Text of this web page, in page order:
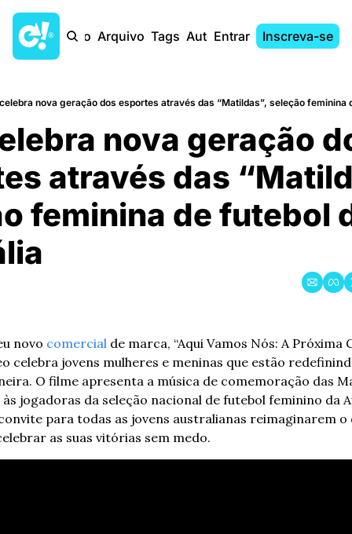
Início Arquivo Tags AutoresEntrar Inscreva-se
nova geração dos esportes através das “Matildas”, seleção feminina
nova geração
através das
feminina de futebol
novo comercial de marca, “Aqui Vamos Nós: A Próxima
celebra jovens mulheres e meninas que estão
O filme apresenta a música de comemoração das
jogadoras da seleção nacional de futebol feminino da
para todas as jovens australianas reimaginarem o
as suas vitórias sem medo.